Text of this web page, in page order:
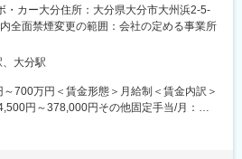
購入するサイクルは5～10年程度。だから
ではなく、「困った時にまず相談される存
です。
中心となります。
び込み訪問が中心。GoogleマップやGoogle
無し／飛び込み営業無し◆◇
て事業を順調に拡大し続けています。新規
る中で、更なる事業拡大を目指し、営業職
す。
・カー大分住所：大分県大分市大州浜2-5-
全面禁煙変更の範囲：会社の定める事業所
大分駅
～700万円＜賃金形態＞月給制＜賃金内訳＞
円～378,000円その他固定手当/月：